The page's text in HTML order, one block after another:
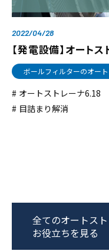
2022/04/28
【発電設備】オート
ボールフィルターのオー
オートストレーナ6.18
目詰まり解消
全てのオートス
お役立ちを見る